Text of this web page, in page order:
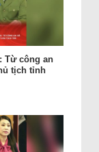
Từ công an
tịch tỉnh